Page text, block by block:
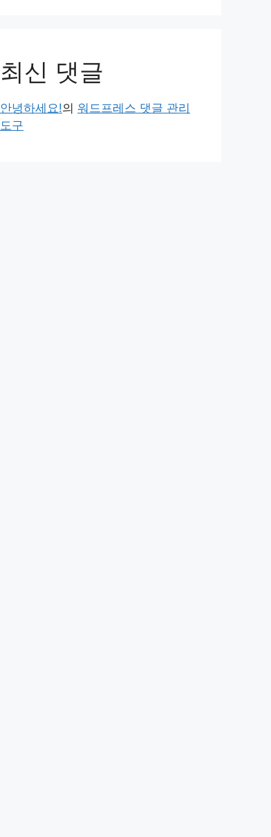
최신 댓글
안녕하세요!의 워드프레스 댓글 관리
도구